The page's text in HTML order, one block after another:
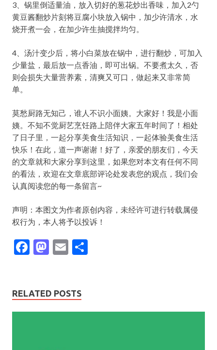
3、锅里倒适量油，放入切好的葱花炒出香味，加入2勺
黄豆酱翻炒片刻将豆腐小块放入锅中，加少许清水，水
烧开煮一会，在加少许生抽搅拌均匀。
4、汤汁变少后，将小白菜放在锅中，进行翻炒，可加入
少量盐，最后放一点香油，即可出锅。不要煮太久，否
则会损失大量营养素，清爽又可口，做起来又非常简
单。
莫愁厨路无知己，谁人不识小面姨。大家好！我是小面
姨。不知不觉厨艺烹饪路上陪伴大家五年时间了！相处
了日子里，一起分享美食生活知识，一起体验美食生活
快乐！在此，道一声谢谢！好了，亲爱的朋友们，今天
的文章就和大家分享到这里，如果您对本文有任何不同
的看法，欢迎在文章底部评论处发表您的观点，我们会
认真阅读您的每一条留言~
声明：本图文为作者原创内容，未经许可进行转载属侵
权行为，本人将予以投诉！​​​
F
b
o
M
d
o
E
l
RELATED POSTS